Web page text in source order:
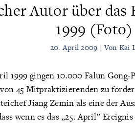
Autor über das
1999 (Foto)
20. April 2009 | Von Kai
1999 gingen 10.000 Falun
45 Mitpraktizierenden zu
Jiang Zemin als eine der
wenn es das „25. April”